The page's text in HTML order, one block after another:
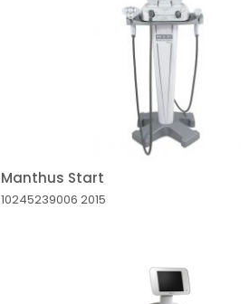
Manthus Start
10245239006 2015